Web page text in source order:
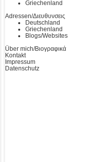
Griechenland
Adressen/Διευθυνσεις
Deutschland
Griechenland
Blogs/Websites
Über mich/Βιογραφικά
Kontakt
Impressum
Datenschutz